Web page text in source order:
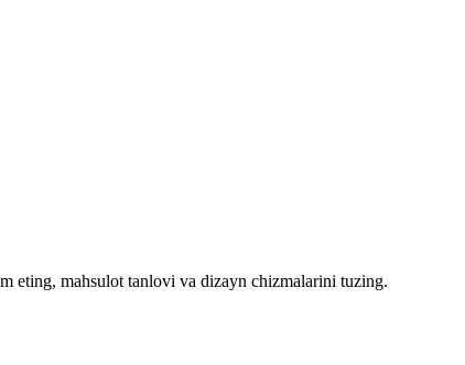
eting, mahsulot tanlovi va dizayn chizmalarini tuzing.